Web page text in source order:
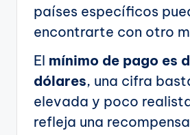
países específicos
encontrarte con otro
El mínimo de pago es
dólares, una cifra
elevada y poco
refleja una